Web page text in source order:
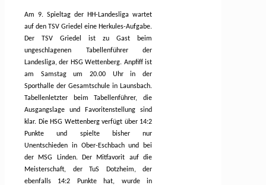
Am 9. Spieltag der HH-Landesliga wartet
auf den TSV Griedel eine Herkules-Aufgabe.
Der TSV Griedel ist zu Gast beim
ungeschlagenen Tabellenführer der
Landesliga, der HSG Wettenberg. Anpfiff ist
am Samstag um 20.00 Uhr in der
Sporthalle der Gesamtschule in Launsbach.
Tabellenletzter beim Tabellenführer, die
Ausgangslage und Favoritenstellung sind
klar. Die HSG Wettenberg verfügt über 14:2
Punkte und spielte bisher nur
Unentschieden in Ober-Eschbach und bei
der MSG Linden. Der Mitfavorit auf die
Meisterschaft, der TuS Dotzheim, der
ebenfalls 14:2 Punkte hat, wurde in